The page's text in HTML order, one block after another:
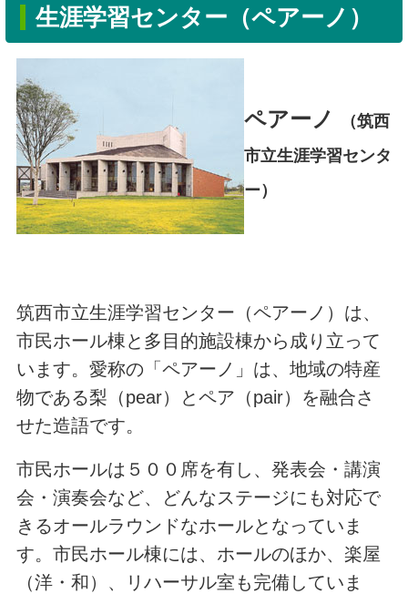
生涯学習センター（ペアーノ）
ペアーノ
（筑西
市立生涯学習センタ
ー）
筑西市立生涯学習センター（ペアーノ）は、
市民ホール棟と多目的施設棟から成り立って
います。愛称の「ペアーノ」は、地域の特産
物である梨（pear）とペア（pair）を融合さ
せた造語です。
市民ホールは５００席を有し、発表会・講演
会・演奏会など、どんなステージにも対応で
きるオールラウンドなホールとなっていま
す。市民ホール棟には、ホールのほか、楽屋
（洋・和）、リハーサル室も完備していま